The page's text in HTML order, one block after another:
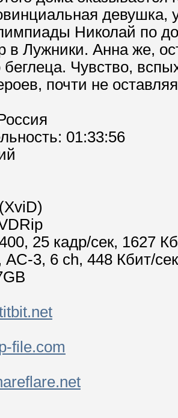
Николай по
в Лужники. Анна же,
беглеца. Чувство,
почти не
01:33:56
25 кадр/сек, 1627
AC-3, 6 ch, 448 Кбит/сек
file.com